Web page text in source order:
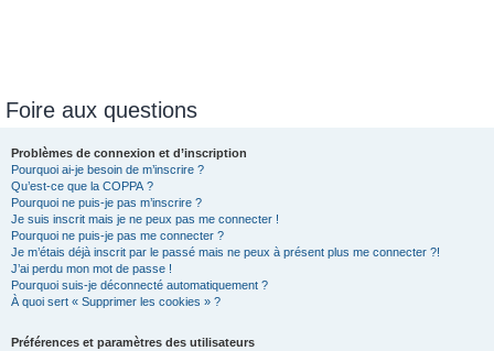
Foire aux questions
Problèmes de connexion et d’inscription
Pourquoi ai-je besoin de m’inscrire ?
Qu’est-ce que la COPPA ?
Pourquoi ne puis-je pas m’inscrire ?
Je suis inscrit mais je ne peux pas me connecter !
Pourquoi ne puis-je pas me connecter ?
Je m’étais déjà inscrit par le passé mais ne peux à présent plus me connecter ?!
J’ai perdu mon mot de passe !
Pourquoi suis-je déconnecté automatiquement ?
À quoi sert « Supprimer les cookies » ?
Préférences et paramètres des utilisateurs